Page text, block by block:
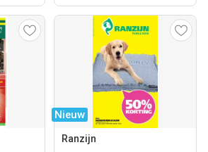
Nieuw
Ranzijn